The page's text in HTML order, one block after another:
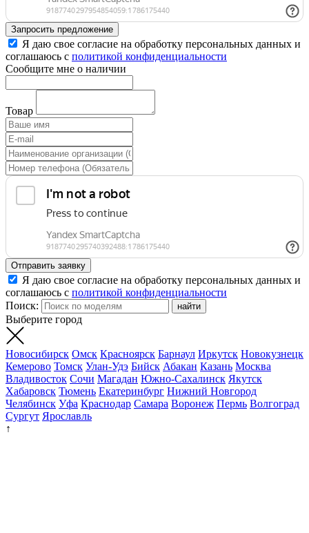
Запросить предложение
Я даю свое согласие на обработку персональных данных и
соглашаюсь с политикой конфиденциальности
Сообщите мне о наличии
Товар
Отправить заявку
Я даю свое согласие на обработку персональных данных и
соглашаюсь с политикой конфиденциальности
Поиск:
Выберите город
Новосибирск Омск Красноярск Барнаул Иркутск Новокузнецк
Кемерово Томск Улан-Удэ Бийск Абакан Казань Москва
Владивосток Сочи Магадан Южно-Сахалинск Якутск
Хабаровск Тюмень Екатеринбург Нижний Новгород
Челябинск Уфа Краснодар Самара Воронеж Пермь Волгоград
Сургут Ярославль
↑